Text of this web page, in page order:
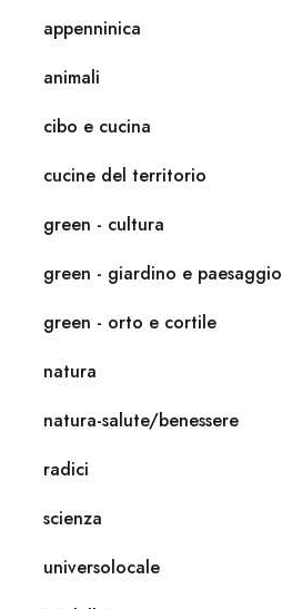
appenninica
animali
cibo e cucina
cucine del territorio
green - cultura
green - giardino e paesaggio
green - orto e cortile
natura
natura-salute/benessere
radici
scienza
universolocale